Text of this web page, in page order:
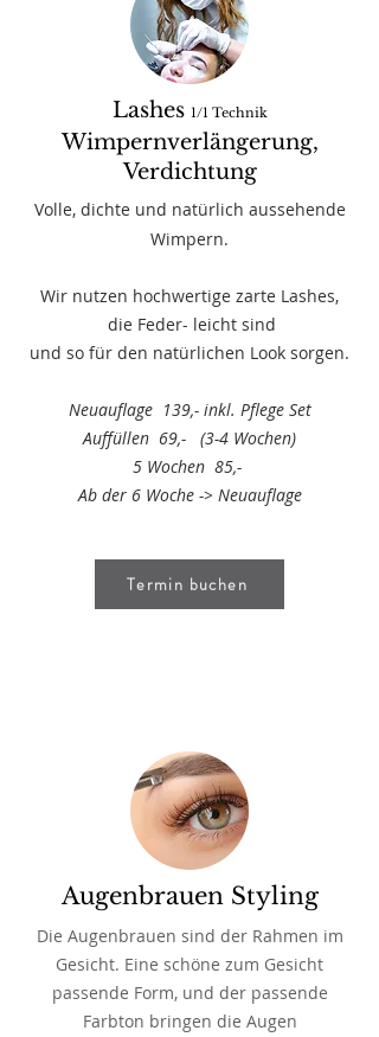
Lashes 1/1 Technik
Wimpernverlängerung,
Verdichtung
Volle, dichte und natürlich aussehende
Wimpern.
Wir nutzen hochwertige zarte Lashes,
die Feder- leicht sind
und so für den natürlichen Look sorgen.
Neuauflage 139,- inkl. Pflege Set
Auffüllen 69,- (3-4 Wochen)
5 Wochen 85,-
Ab der 6 Woche -> Neuauflage
Termin buchen
Augenbrauen Styling
Die Augenbrauen sind der Rahmen im
Gesicht. Eine schöne zum Gesicht
passende Form, und der passende
Farbton bringen die Augen